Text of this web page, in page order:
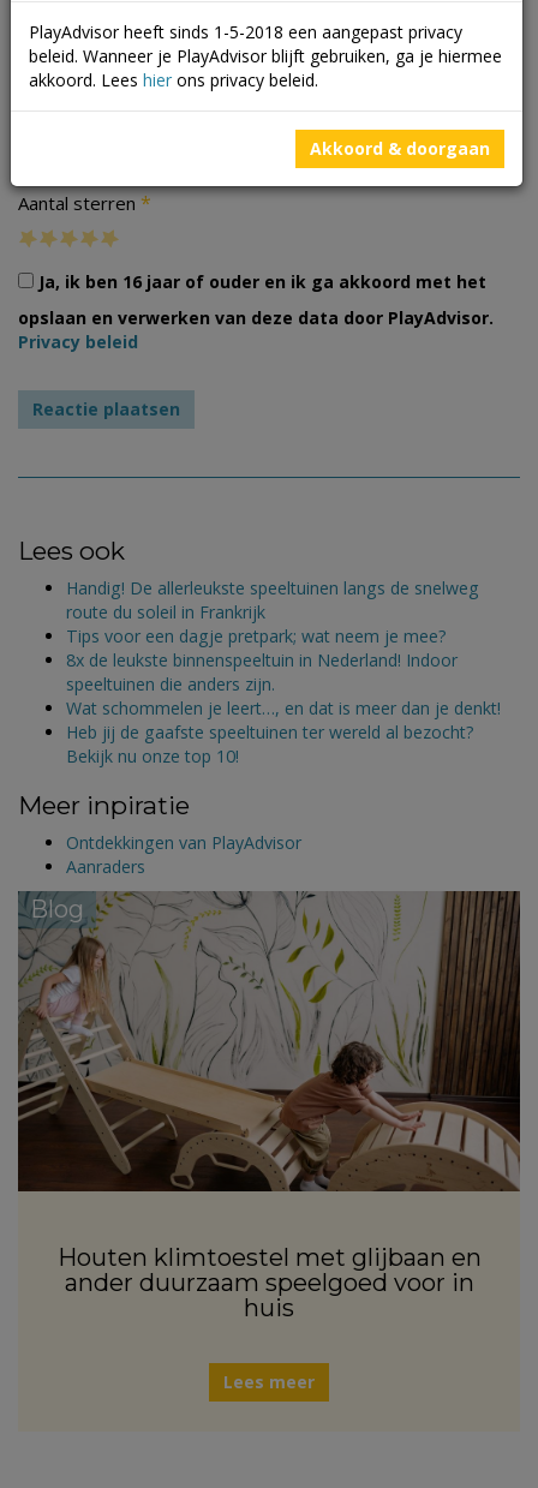
Aantal sterren *
Ja, ik ben 16 jaar of ouder en ik ga akkoord met het
opslaan en verwerken van deze data door PlayAdvisor.
Privacy beleid
Lees ook
Handig! De allerleukste speeltuinen langs de snelweg
route du soleil in Frankrijk
Tips voor een dagje pretpark; wat neem je mee?
8x de leukste binnenspeeltuin in Nederland! Indoor
speeltuinen die anders zijn.
Wat schommelen je leert…, en dat is meer dan je denkt!
Heb jij de gaafste speeltuinen ter wereld al bezocht?
Bekijk nu onze top 10!
Meer inpiratie
Ontdekkingen van PlayAdvisor
Aanraders
Blog
Houten klimtoestel met glijbaan en
ander duurzaam speelgoed voor in
huis
Lees meer
PlayAdvisor heeft sinds 1-5-2018 een aangepast privacy
beleid. Wanneer je PlayAdvisor blijft gebruiken, ga je hiermee
akkoord. Lees hier ons privacy beleid.
Akkoord & doorgaan